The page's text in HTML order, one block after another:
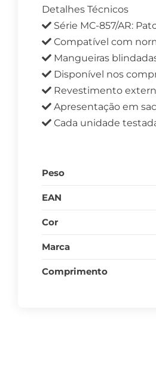
Detalhes Técnicos
Série MC-857/AR:
Compatível com
Mangueiras
Disponível nos
Revestimento
Apresentação em
Cada unidade
Peso
EAN
Cor
Marca
Comprimento